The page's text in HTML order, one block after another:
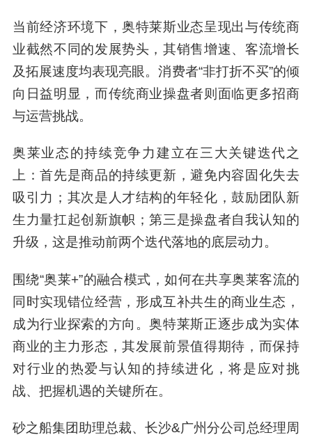
当前经济环境下，奥特莱斯业态呈现出与传统商
业截然不同的发展势头，其销售增速、客流增长
及拓展速度均表现亮眼。消费者“非打折不买”的倾
向日益明显，而传统商业操盘者则面临更多招商
与运营挑战。
奥莱业态的持续竞争力建立在三大关键迭代之
上：首先是商品的持续更新，避免内容固化失去
吸引力；其次是人才结构的年轻化，鼓励团队新
生力量扛起创新旗帜；第三是操盘者自我认知的
升级，这是推动前两个迭代落地的底层动力。
围绕“奥莱+”的融合模式，如何在共享奥莱客流的
同时实现错位经营，形成互补共生的商业生态，
成为行业探索的方向。奥特莱斯正逐步成为实体
商业的主力形态，其发展前景值得期待，而保持
对行业的热爱与认知的持续进化，将是应对挑
战、把握机遇的关键所在。
砂之船集团助理总裁、长沙&广州分公司总经理周